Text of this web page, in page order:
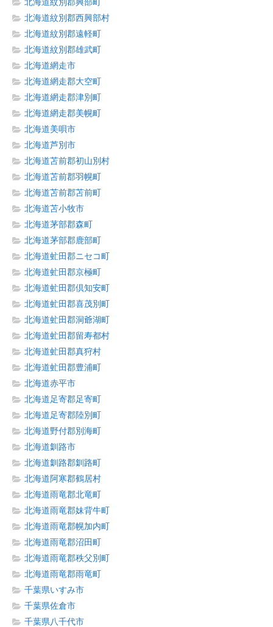
北海道紋別郡興部町
北海道紋別郡西興部村
北海道紋別郡遠軽町
北海道紋別郡雄武町
北海道網走市
北海道網走郡大空町
北海道網走郡津別町
北海道網走郡美幌町
北海道美唄市
北海道芦別市
北海道苫前郡初山別村
北海道苫前郡羽幌町
北海道苫前郡苫前町
北海道苫小牧市
北海道茅部郡森町
北海道茅部郡鹿部町
北海道虻田郡ニセコ町
北海道虻田郡京極町
北海道虻田郡倶知安町
北海道虻田郡喜茂別町
北海道虻田郡洞爺湖町
北海道虻田郡留寿都村
北海道虻田郡真狩村
北海道虻田郡豊浦町
北海道赤平市
北海道足寄郡足寄町
北海道足寄郡陸別町
北海道野付郡別海町
北海道釧路市
北海道釧路郡釧路町
北海道阿寒郡鶴居村
北海道雨竜郡北竜町
北海道雨竜郡妹背牛町
北海道雨竜郡幌加内町
北海道雨竜郡沼田町
北海道雨竜郡秩父別町
北海道雨竜郡雨竜町
千葉県いすみ市
千葉県佐倉市
千葉県八千代市